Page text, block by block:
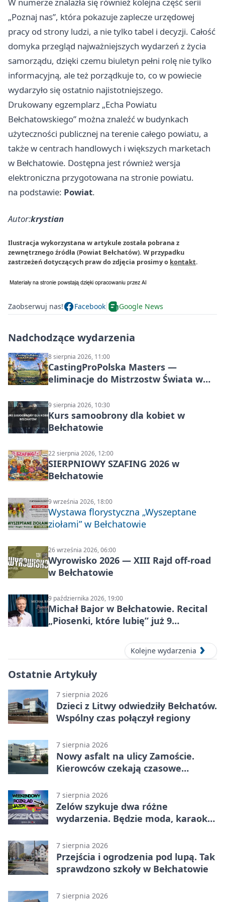
„Poznaj nas”, która pokazuje zaplecze urzędowej
pracy od strony ludzi, a nie tylko tabel i decyzji. Całość
domyka przegląd najważniejszych wydarzeń z życia
samorządu, dzięki czemu biuletyn pełni rolę nie tylko
informacyjną, ale też porządkuje to, co w powiecie
wydarzyło się ostatnio najistotniejszego.
Drukowany egzemplarz „Echa Powiatu
Bełchatowskiego” można znaleźć w budynkach
użyteczności publicznej na terenie całego powiatu, a
także w centrach handlowych i większych marketach
w Bełchatowie. Dostępna jest również wersja
elektroniczna przygotowana na stronie powiatu.
na podstawie: Powiat.
Autor:krystian
Ilustracja wykorzystana w artykule została pobrana z
zewnętrznego źródła (Powiat Bełchatów). W przypadku
zastrzeżeń dotyczących praw do zdjęcia prosimy o kontakt.
Zaobserwuj nas! Facebook Google News
Nadchodzące wydarzenia
8 sierpnia 2026, 11:00
CastingProPolska Masters —
eliminacje do Mistrzostw Świata w
9 sierpnia 2026, 10:30
Kurs samoobrony dla kobiet w
Bełchatowie
22 sierpnia 2026, 12:00
SIERPNIOWY SZAFING 2026 w
Bełchatowie
9 września 2026, 18:00
Wystawa florystyczna „Wyszeptane
ziołami” w Bełchatowie
26 września 2026, 06:00
Wyrowisko 2026 — XIII Rajd off‑road
w Bełchatowie
9 października 2026, 19:00
Michał Bajor w Bełchatowie. Recital
„Piosenki, które lubię” już 9
Kolejne wydarzenia
Ostatnie Artykuły
7 sierpnia 2026
Dzieci z Litwy odwiedziły Bełchatów.
Wspólny czas połączył regiony
7 sierpnia 2026
Nowy asfalt na ulicy Zamoście.
Kierowców czekają czasowe
7 sierpnia 2026
Zelów szykuje dwa różne
wydarzenia. Będzie moda, karaoke
7 sierpnia 2026
Przejścia i ogrodzenia pod lupą. Tak
sprawdzono szkoły w Bełchatowie
7 sierpnia 2026